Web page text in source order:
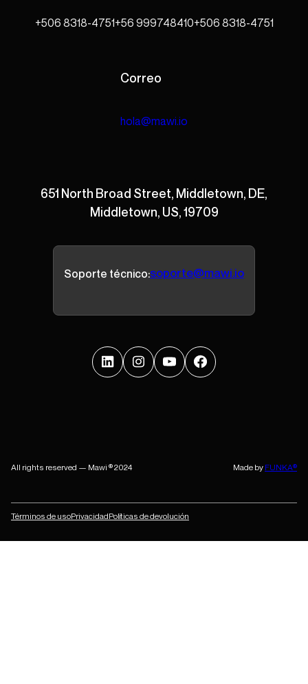
+506 8318-4751+56 999748410+506 8318-4751
Correo
hola@mawi.io
651 North Broad Street, Middletown, DE,
Middletown, US, 19709
Soporte técnico:soporte@mawi.io
All rights reserved — Mawi ® 2024
Términos de usoPrivacidadPolíticas de devolución
Made by FUNKA®